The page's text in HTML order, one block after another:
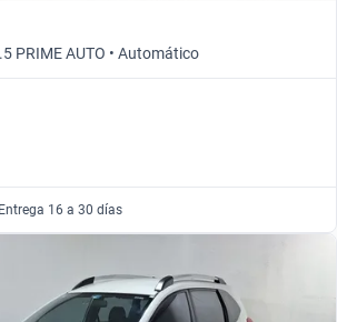
PRIME AUTO • Automático
16 a 30 días